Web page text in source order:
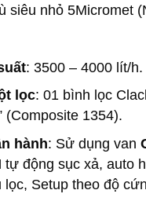
siêu nhỏ 5Micromet
: 3500 – 4000 lít/h.
lọc: 01 bình lọc
(Composite 1354).
hành: Sử dụng van
tự động sục xả, auto
lọc, Setup theo độ